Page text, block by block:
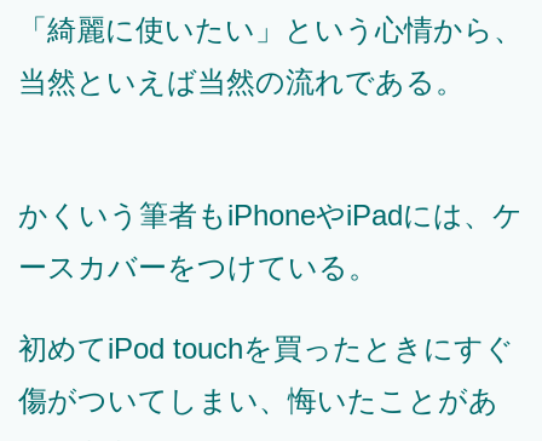
「綺麗に使いたい」という心情から、
当然といえば当然の流れである。
かくいう筆者もiPhoneやiPadには、ケ
ースカバーをつけている。
初めてiPod touchを買ったときにすぐ
傷がついてしまい、悔いたことがあ